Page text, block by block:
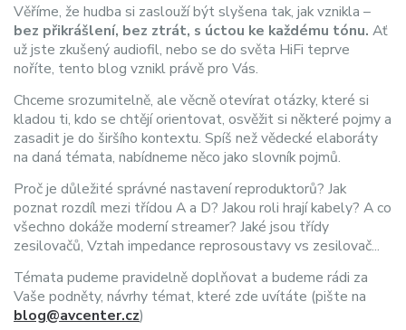
Věříme, že hudba si zaslouží být slyšena tak, jak vznikla –
bez přikrášlení, bez ztrát, s úctou ke každému tónu. Ať
už jste zkušený audiofil, nebo se do světa HiFi teprve
noříte, tento blog vznikl právě pro Vás.
Chceme srozumitelně, ale věcně otevírat otázky, které si
kladou ti, kdo se chtějí orientovat, osvěžit si některé pojmy a
zasadit je do širšího kontextu. Spíš než vědecké elaboráty
na daná témata, nabídneme něco jako slovník pojmů.
Proč je důležité správné nastavení reproduktorů? Jak
poznat rozdíl mezi třídou A a D? Jakou roli hrají kabely? A co
všechno dokáže moderní streamer? Jaké jsou třídy
zesilovačů, Vztah impedance reprosoustavy vs zesilovač...
Témata pudeme pravidelně doplňovat a budeme rádi za
Vaše podněty, návrhy témat, které zde uvítáte (pište na
blog@avcenter.cz)